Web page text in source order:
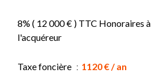
8% ( 12 000 € ) TTC Honoraires à
l'acquéreur
Taxe foncière 1120 € / an